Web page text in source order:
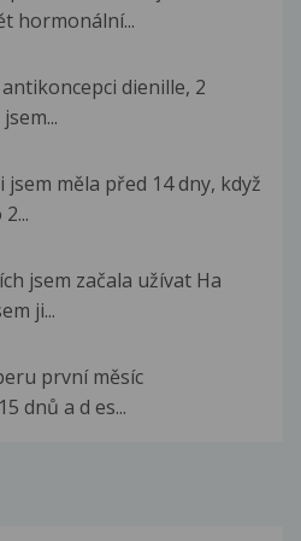
hormonální...
dienille, 2
měla před 14 dny, když
jsem začala užívat Ha
ji...
první měsíc
dnů a d es...